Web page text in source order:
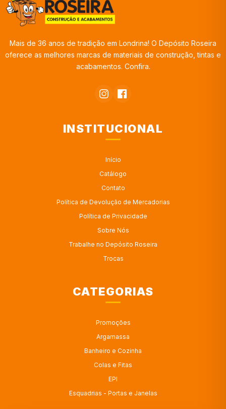
Mais de 36 anos de tradição em Londrina! O Depósito Roseira
oferece as melhores marcas de materiais de construção, tintas e
acabamentos. Confira.
INSTITUCIONAL
Início
Catálogo
Contato
Política de Devolução de Mercadorias
Política de Privacidade
Sobre Nós
Trabalhe no Depósito Roseira
Trocas
CATEGORIAS
Promoções
Argamassa
Banheiro e Cozinha
Colas e Fitas
EPI
Esquadrias - Portas e Janelas